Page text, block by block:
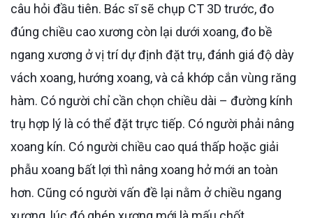
câu hỏi đầu tiên. Bác sĩ sẽ chụp CT 3D trước, đo
đúng chiều cao xương còn lại dưới xoang, đo bề
ngang xương ở vị trí dự định đặt trụ, đánh giá độ dày
vách xoang, hướng xoang, và cả khớp cắn vùng răng
hàm. Có người chỉ cần chọn chiều dài – đường kính
trụ hợp lý là có thể đặt trực tiếp. Có người phải nâng
xoang kín. Có người chiều cao quá thấp hoặc giải
phẫu xoang bất lợi thì nâng xoang hở mới an toàn
hơn. Cũng có người vấn đề lại nằm ở chiều ngang